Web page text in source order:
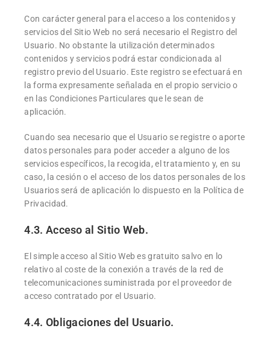
Con carácter general para el acceso a los contenidos y
servicios del Sitio Web no será necesario el Registro del
Usuario. No obstante la utilización determinados
contenidos y servicios podrá estar condicionada al
registro previo del Usuario. Este registro se efectuará en
la forma expresamente señalada en el propio servicio o
en las Condiciones Particulares que le sean de
aplicación.
Cuando sea necesario que el Usuario se registre o aporte
datos personales para poder acceder a alguno de los
servicios específicos, la recogida, el tratamiento y, en su
caso, la cesión o el acceso de los datos personales de los
Usuarios será de aplicación lo dispuesto en la Política de
Privacidad.
4.3. Acceso al Sitio Web.
El simple acceso al Sitio Web es gratuito salvo en lo
relativo al coste de la conexión a través de la red de
telecomunicaciones suministrada por el proveedor de
acceso contratado por el Usuario.
4.4. Obligaciones del Usuario.